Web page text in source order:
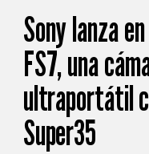
Sony lanza
FS7, una
ultraportátil
Super35